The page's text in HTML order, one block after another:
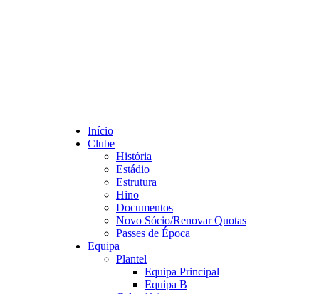
Início
Clube
História
Estádio
Estrutura
Hino
Documentos
Novo Sócio/Renovar Quotas
Passes de Época
Equipa
Plantel
Equipa Principal
Equipa B